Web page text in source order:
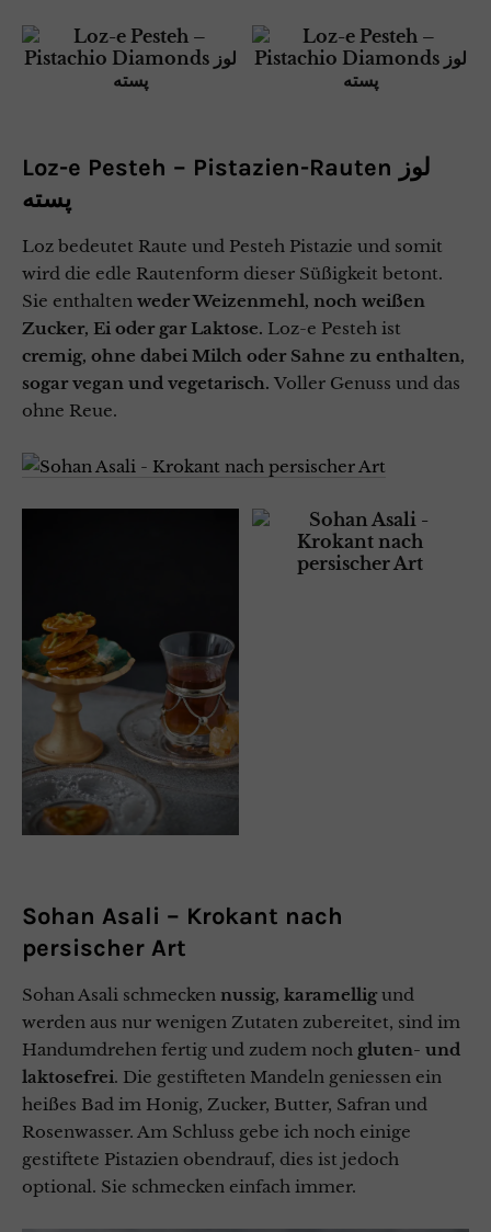
Loz-e Pesteh – Pistazien-Rauten لوز
پسته
Loz bedeutet Raute und Pesteh Pistazie und somit
wird die edle Rautenform dieser Süßigkeit betont.
Sie enthalten weder Weizenmehl, noch weißen
Zucker, Ei oder gar Laktose. Loz-e Pesteh ist
cremig, ohne dabei Milch oder Sahne zu enthalten,
sogar vegan und vegetarisch. Voller Genuss und das
ohne Reue.
Sohan Asali – Krokant nach
persischer Art
Sohan Asali schmecken nussig, karamellig und
werden aus nur wenigen Zutaten zubereitet, sind im
Handumdrehen fertig und zudem noch gluten- und
laktosefrei. Die gestifteten Mandeln geniessen ein
heißes Bad im Honig, Zucker, Butter, Safran und
Rosenwasser. Am Schluss gebe ich noch einige
gestiftete Pistazien obendrauf, dies ist jedoch
optional. Sie schmecken einfach immer.